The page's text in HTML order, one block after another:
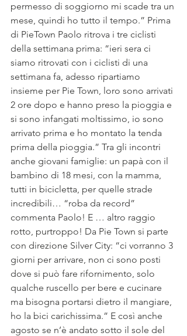
permesso di soggiorno mi scade tra un
mese, quindi ho tutto il tempo.” Prima
di PieTown Paolo ritrova i tre ciclisti
della settimana prima: “ieri sera ci
siamo ritrovati con i ciclisti di una
settimana fa, adesso ripartiamo
insieme per Pie Town, loro sono arrivati
2 ore dopo e hanno preso la pioggia e
si sono infangati moltissimo, io sono
arrivato prima e ho montato la tenda
prima della pioggia.” Tra gli incontri
anche giovani famiglie: un papà con il
bambino di 18 mesi, con la mamma,
tutti in bicicletta, per quelle strade
incredibili… “roba da record”
commenta Paolo! E … altro raggio
rotto, purtroppo! Da Pie Town si parte
con direzione Silver City: “ci vorranno 3
giorni per arrivare, non ci sono posti
dove si può fare rifornimento, solo
qualche ruscello per bere e cucinare
ma bisogna portarsi dietro il mangiare,
ho la bici carichissima.” E così anche
agosto se n’è andato sotto il sole del